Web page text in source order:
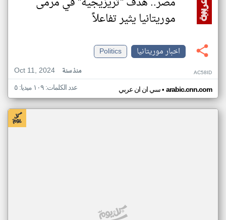
موريتانيا يثير تفاعلاً
اخبار موريتانيا
Politics
Oct 11, 2024
منذ سنة AC58ID
سي ان ان عربي• arabic.cnn.com عدد الكلمات: ١٠٩ ميديا: ٥